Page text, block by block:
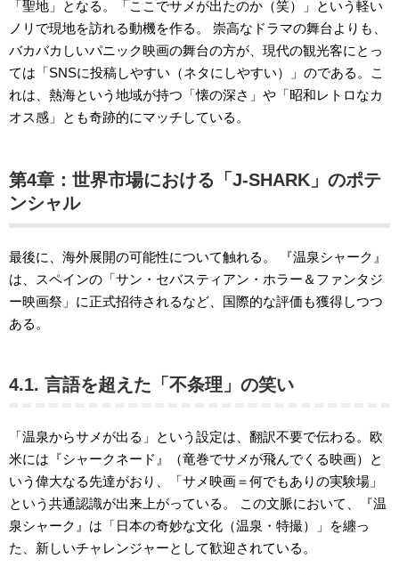
「聖地」となる。「ここでサメが出たのか（笑）」という軽い
ノリで現地を訪れる動機を作る。 崇高なドラマの舞台よりも、
バカバカしいパニック映画の舞台の方が、現代の観光客にとっ
ては「SNSに投稿しやすい（ネタにしやすい）」のである。こ
れは、熱海という地域が持つ「懐の深さ」や「昭和レトロなカ
オス感」とも奇跡的にマッチしている。
第4章：世界市場における「J-SHARK」のポテ
ンシャル
最後に、海外展開の可能性について触れる。 『温泉シャーク』
は、スペインの「サン・セバスティアン・ホラー＆ファンタジ
ー映画祭」に正式招待されるなど、国際的な評価も獲得しつつ
ある。
4.1. 言語を超えた「不条理」の笑い
「温泉からサメが出る」という設定は、翻訳不要で伝わる。欧
米には『シャークネード』（竜巻でサメが飛んでくる映画）と
いう偉大なる先達がおり、「サメ映画＝何でもありの実験場」
という共通認識が出来上がっている。 この文脈において、『温
泉シャーク』は「日本の奇妙な文化（温泉・特撮）」を纏っ
た、新しいチャレンジャーとして歓迎されている。